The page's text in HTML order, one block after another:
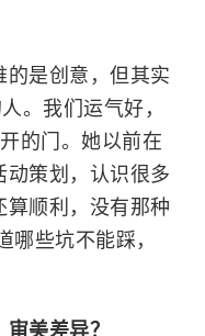
的是创意，但其实
。我们运气好，
的门。她以前在
策划，认识很多
顺利，没有那种
哪些坑不能踩，
美差异？